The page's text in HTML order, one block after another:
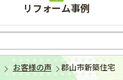
リフォーム事例
お客様の声 郡山市新築住宅